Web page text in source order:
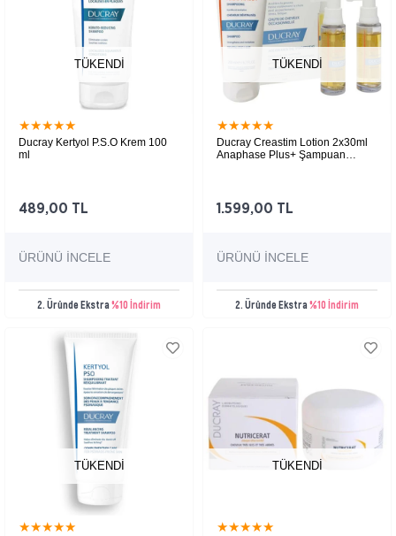
TÜKENDI
★★★★★
Ducray Kertyol P.S.O Krem 100
ml
489,00 TL
2. Üründe Ekstra%10 İndirim
ÜRÜNÜ İNCELE
TÜKENDI
★★★★★
Ducray Creastim Lotion 2x30ml
Anaphase Plus+ Şampuan
1.599,00 TL
2. Üründe Ekstra%10 İndirim
ÜRÜNÜ İNCELE
TÜKENDI
★★★★★
TÜKENDI
★★★★★